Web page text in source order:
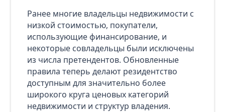
Ранее многие владельцы недвижимости с
низкой стоимостью, покупатели,
использующие финансирование, и
некоторые совладельцы были исключены
из числа претендентов. Обновленные
правила теперь делают резидентство
доступным для значительно более
широкого круга ценовых категорий
недвижимости и структур владения.